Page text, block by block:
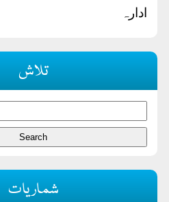
ادارہ
تلاش
شماریات